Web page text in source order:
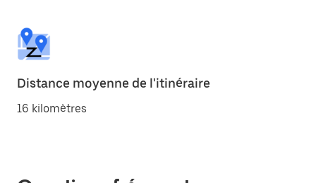
Distance moyenne de l'itinéraire
16 kilomètres